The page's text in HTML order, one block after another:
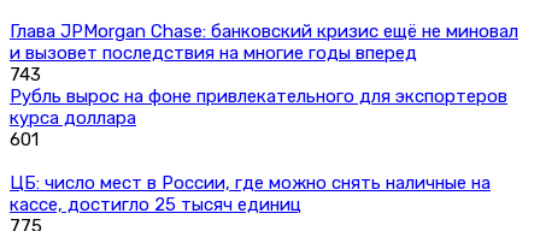
Глава JPMorgan Chase: банковский кризис ещё не миновал
и вызовет последствия на многие годы вперед
743
Рубль вырос на фоне привлекательного для экспортеров
курса доллара
601
ЦБ: число мест в России, где можно снять наличные на
кассе, достигло 25 тысяч единиц
775